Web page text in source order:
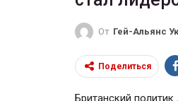
От Гей-Альянс
Поделиться
Британский